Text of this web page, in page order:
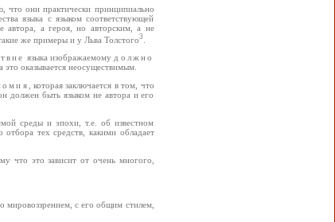
что они практически принципиально
языка с языком соответствующей
а героя, но авторским, а не
же примеры и у Льва Толстого3
языка изображаемому должно
оказывается неосуществимым.
, которая заключается в том, что
должен быть языком не автора и его
среды и эпохи, т.е. об известном
тех средств, какими обладает
что это зависит от очень многого,
мировоззрением, с его общим стилем,